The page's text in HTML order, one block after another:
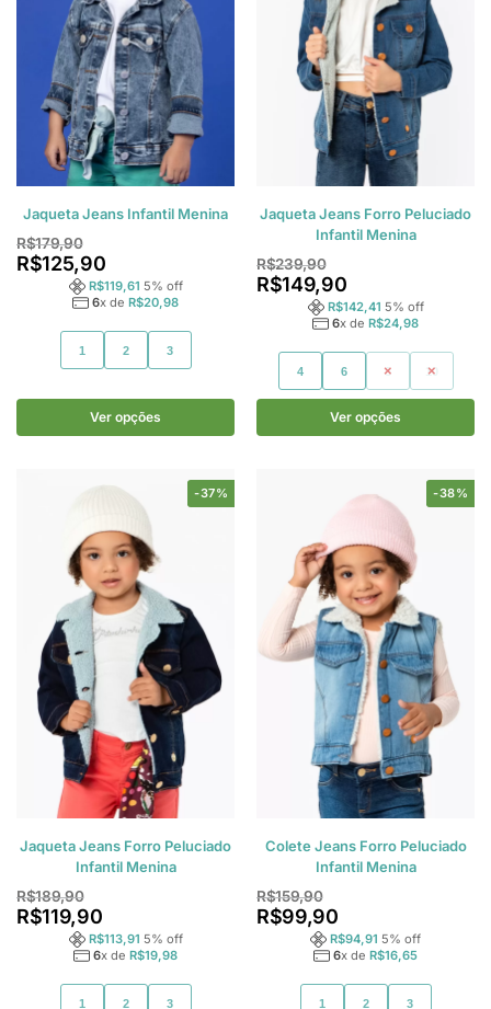
Jaqueta Jeans Infantil Menina
R$179,90
R$125,90
R$119,61 5% off
6x de R$20,98
1 2 3
Ver opções
Jaqueta Jeans Forro Peluciado
Infantil Menina
R$239,90
R$149,90
R$142,41 5% off
6x de R$24,98
4 6 8 10
Ver opções
-37%
Jaqueta Jeans Forro Peluciado
Infantil Menina
R$189,90
R$119,90
R$113,91 5% off
6x de R$19,98
1 2 3
-38%
Colete Jeans Forro Peluciado
Infantil Menina
R$159,90
R$99,90
R$94,91 5% off
6x de R$16,65
1 2 3